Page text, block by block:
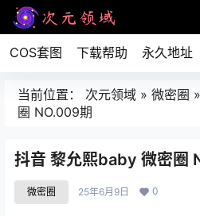
COS套图 下载帮助 永久地址
当前位置： 次元领域 » 微密圈 »
圈 NO.009期
抖音 黎允熙baby 微密圈
微密圈 25年6月9日 0